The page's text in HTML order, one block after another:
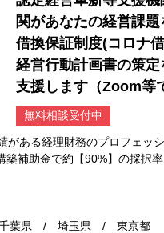
関があなたの経営課題
借換保証制度(コロナ
経営行動計画書の策
支援します（Zoom等
無料相談受付中
がある経理財務のプロフェッ
築補助金で約【90%】の採択
葉県 / 埼玉県 / 東京都